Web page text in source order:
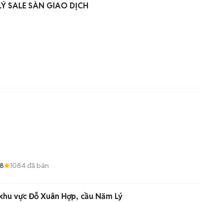
SALE SÀN GIAO DỊCH
1084đã bán
vực Đỗ Xuân Hợp, cầu Năm Lý